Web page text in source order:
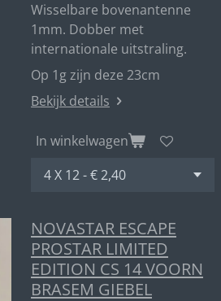
Wisselbare bovenantenne
1mm. Dobber met
internationale uitstraling.
Op 1g zijn deze 23cm
Bekijk details
In winkelwagen
NOVASTAR ESCAPE
PROSTAR LIMITED
EDITION CS 14 VOORN
BRASEM GIEBEL